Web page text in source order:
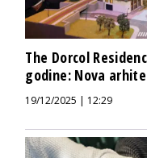
The Dorcol
godine: Nova
19/12/2025 | 12:29